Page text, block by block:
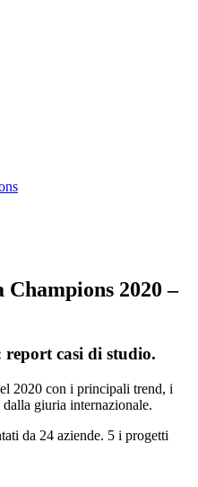
2020 –
casi di studio.
2020 con i principali trend, i
giuria internazionale.
da 24 aziende. 5 i progetti